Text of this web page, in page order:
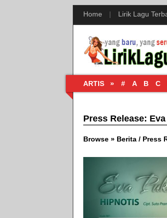
Home | Lirik Lagu
ARTIS » # A B C
Press Release:
Browse » Berita / Press